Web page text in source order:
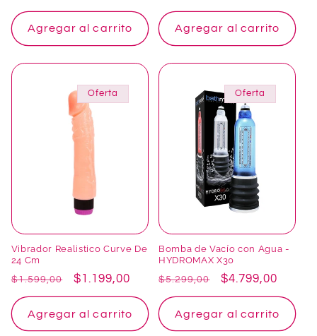
habitual
Agregar al carrito Agregar al carrito
Oferta
Vibrador Realistico Curve De
24 Cm
Precio
habitual
$1.599,00
Precio
de
oferta
$1.199,00
Agregar al carrito
Oferta
Bomba de Vacío con Agua -
HYDROMAX X30
Precio
habitual
$5.299,00
Precio
de
oferta
$4.799,00
Agregar al carrito